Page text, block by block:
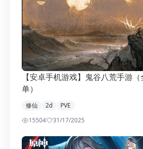
【安卓手机游戏】鬼谷八荒手游
单）
修仙 2d
PVE
15504
31/17/2025